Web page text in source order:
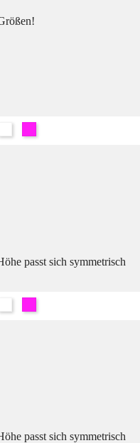
passt sich symmetrisch
passt sich symmetrisch